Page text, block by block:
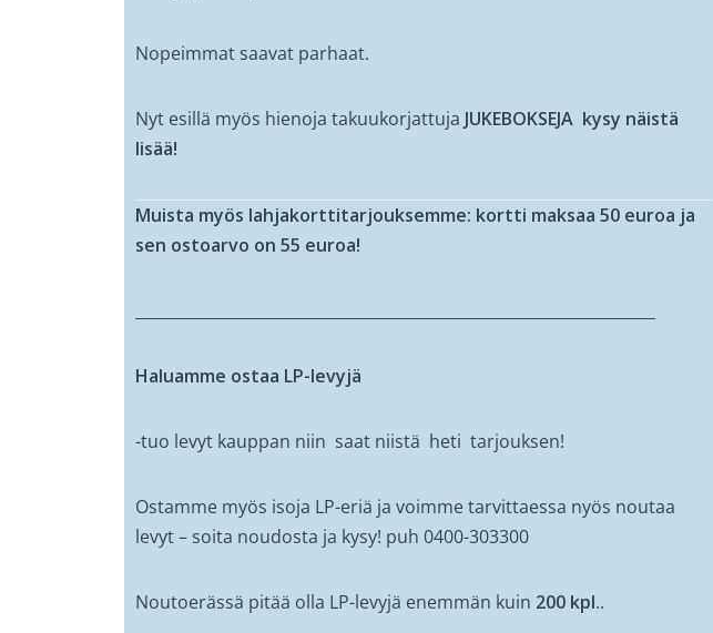
Nopeimmat saavat parhaat.
Nyt esillä myös hienoja takuukorjattuja JUKEBOKSEJA kysy näistä
lisää!
Muista myös lahjakorttitarjouksemme: kortti maksaa 50 euroa ja
sen ostoarvo on 55 euroa!
Haluamme ostaa LP-levyjä
-tuo levyt kauppan niin saat niistä heti tarjouksen!
Ostamme myös isoja LP-eriä ja voimme tarvittaessa nyös noutaa
levyt – soita noudosta ja kysy! puh 0400-303300
Noutoerässä pitää olla LP-levyjä enemmän kuin 200 kpl..